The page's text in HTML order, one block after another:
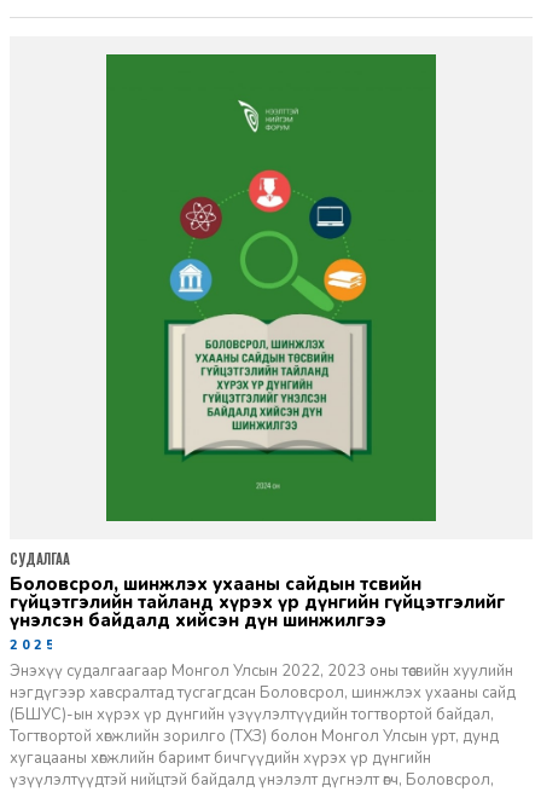
боловсрол, шинжлэх ухааны сайдын төсвийн
гүйцэтгэлийн тайланд хүрэх үр дүнгийн гүйцэтгэлийг
үнэлсэн байдалд хийсэн дүн шинжилгээ
2025-02-19
Энэхүү судалгаагаар Монгол Улсын 2022, 2023 оны төсвийн хуулийн
нэгдүгээр хавсралтад тусгагдсан Боловсрол, шинжлэх ухааны сайд
(БШУС)-ын хүрэх үр дүнгийн үзүүлэлтүүдийн тогтвортой байдал,
Тогтвортой хөгжлийн зорилго (ТХЗ) болон Монгол Улсын урт, дунд
хугацааны хөгжлийн баримт бичгүүдийн хүрэх үр дүнгийн
үзүүлэлтүүдтэй нийцтэй байдалд үнэлэлт дүгнэлт өгч, Боловсрол,
СУДАЛГАА